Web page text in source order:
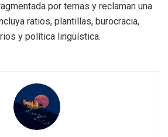
por temas y reclaman una
ratios, plantillas, burocracia,
y política lingüística.